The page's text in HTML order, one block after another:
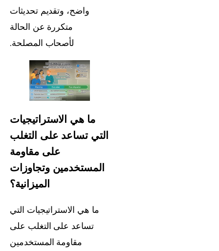
واضح، وتقديم تحديثات
متكررة عن الحالة
لأصحاب المصلحة.
ما هي الاستراتيجيات
التي تساعد على التغلب
على مقاومة
المستخدمين وتجاوزات
الميزانية؟
ما هي الاستراتيجيات التي
تساعد على التغلب على
مقاومة المستخدمين